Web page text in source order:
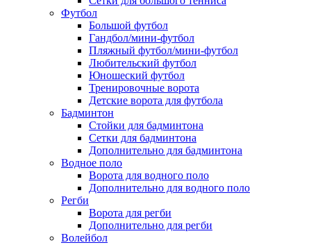
Футбол
Большой футбол
Гандбол/мини-футбол
Пляжный футбол/мини-футбол
Любительский футбол
Юношеский футбол
Тренировочные ворота
Детские ворота для футбола
Бадминтон
Стойки для бадминтона
Сетки для бадминтона
Дополнительно для бадминтона
Водное поло
Ворота для водного поло
Дополнительно для водного поло
Регби
Ворота для регби
Дополнительно для регби
Волейбол